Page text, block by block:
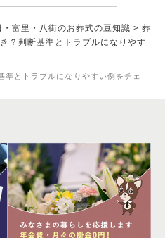
とトラブルになりやすい例をチェ
・富里・八街のお葬式の豆知識 > 葬
？判断基準とトラブルになりやす